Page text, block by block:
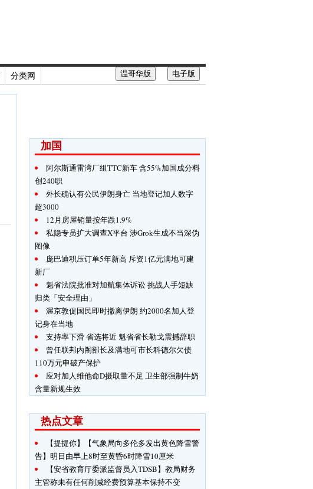
分类网 电子版
温哥华版
加国
阿尔斯通雷湾厂组TTC新车 含55%加国成分料
创240职
外长确认有公民伊朗身亡 当地登记加人数字
超3000
12月房屋销量按年跌1.9%
私隐专员扩大调查X平台 涉Grok生成不当深伪
图像
庞巴迪积压订单5年新高 斥资1亿元满地可建
新厂
魁省法院批准对加航集体诉讼 挑战人手短缺
归类「安全理由」
渥京敦促国民即时撤离伊朗 约2000名加人登
记身在当地
支持率下滑 省选将近 魁省省长勒戈震撼辞职
曾任联邦内阁部长及满地可市长科德尔欠债
110万元申破产保护
应对加人维他命D摄取量不足 卫生部强制牛奶
含量新规生效
热点文章
【提提你】【气象局向多伦多发出黄色降雪警
告】明日由早上8时至黄昏6时降雪10厘米
【安省教育厅委派监督员入TDSB】教局财务
主管称未有任何削减经费预算基本保持不变